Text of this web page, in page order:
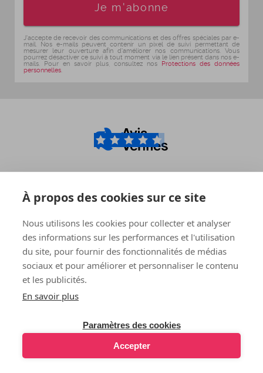
Je m'abonne
J'accepte de recevoir des communications et des offres spéciales par e-
mail. Nos e-mails peuvent contenir un pixel de suivi permettant de
mesurer leur ouverture afin d'améliorer nos communications. Vous
pourrez désactiver ce suivi à tout moment via le lien présent dans nos e-
mails. Pour en savoir plus, consultez nos Protections des données
personnelles
4.6/5
En stock
Expédition directe depuis
nos entrepôts
Livraison offerte
en point relais sans minimum
d'achat
Entreprise française
LOVE AND VIBES adhère
À propos des cookies sur ce site
Nous utilisons les cookies pour collecter et analyser
des informations sur les performances et l'utilisation
du site, pour fournir des fonctionnalités de médias
sociaux et pour améliorer et personnaliser le contenu
et les publicités.
En savoir plus
Paramètres des cookies
Accepter